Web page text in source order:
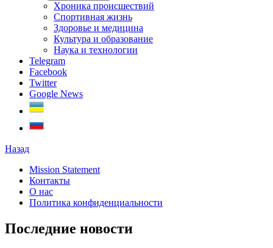
Хроника происшествий
Спортивная жизнь
Здоровье и медицина
Культура и образование
Наука и технологии
Telegram
Facebook
Twitter
Google News
Назад
Mission Statement
Контакты
О нас
Политика конфиденциальности
Последние новости